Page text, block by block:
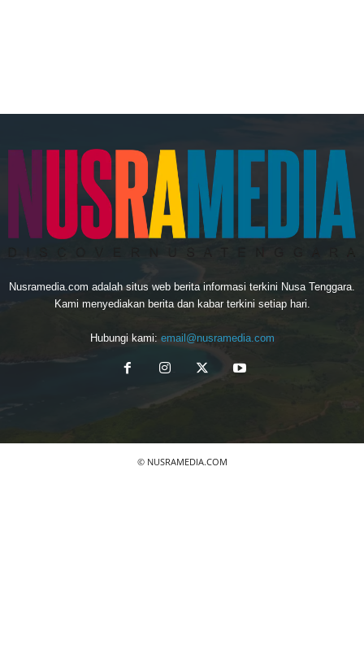
Nusramedia.com adalah situs web berita informasi terkini Nusa Tenggara.
Kami menyediakan berita dan kabar terkini setiap hari.
Hubungi kami: email@nusramedia.com
© NUSRAMEDIA.COM